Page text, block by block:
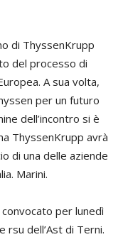
di ThyssenKrupp
del processo di
A sua volta,
per un futuro
dell’incontro si è
ThyssenKrupp avrà
di una delle aziende
Marini.
per lunedì
rsu dell’Ast di Terni.